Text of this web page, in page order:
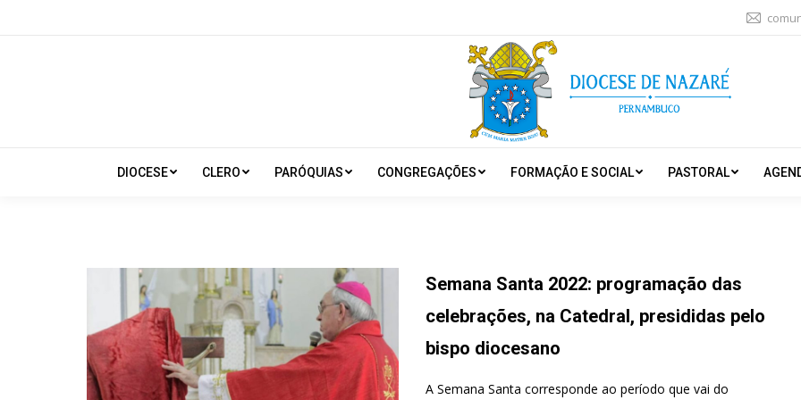
DIOCESE CLERO PARÓQUIAS CONGREGAÇÕES FORMAÇÃO E SOCIAL PASTORAL
Semana Santa 2022: programação das
celebrações, na Catedral, presididas pelo
bispo diocesano
A Semana Santa corresponde ao período que vai do